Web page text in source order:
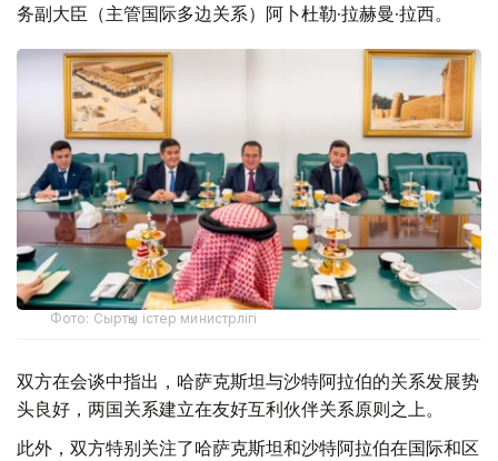
务副大臣（主管国际多边关系）阿卜杜勒·拉赫曼·拉西。
Фото: Сыртқы істер министрлігі
双方在会谈中指出，哈萨克斯坦与沙特阿拉伯的关系发展势
头良好，两国关系建立在友好互利伙伴关系原则之上。
此外，双方特别关注了哈萨克斯坦和沙特阿拉伯在国际和区